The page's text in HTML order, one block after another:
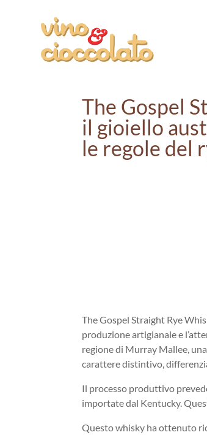
The Gospel
il gioiello
le regole del
The Gospel Straight Rye
produzione artigianale e
regione di Murray Mallee,
carattere distintivo,
Il processo produttivo
importate dal Kentucky.
Questo whisky ha ottenuto